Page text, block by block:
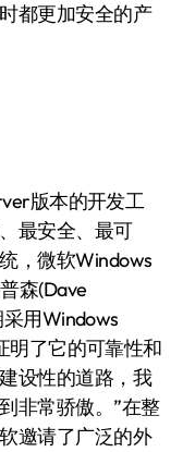
都更加安全的产
版本的开发工
最安全、最可
，微软Windows
森(Dave
用Windows
明了它的可靠性和
设性的道路，我
非常骄傲。”在整
邀请了广泛的外